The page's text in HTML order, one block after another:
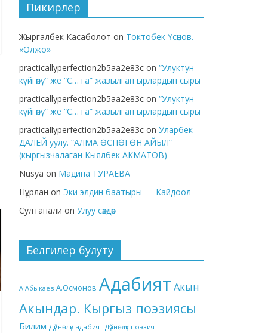
Пикирлер
Жыргалбек Касаболот on Токтобек Үсөнов.
«Олжо»
practicallyperfection2b5aa2e83c on “Улуктун
күйгөнү” же “С… га” жазылган ырлардын сыры
practicallyperfection2b5aa2e83c on “Улуктун
күйгөнү” же “С… га” жазылган ырлардын сыры
practicallyperfection2b5aa2e83c on Уларбек
ДАЛЕЙ уулу. “АЛМА ӨСПӨГӨН АЙЫЛ”
(кыргызчалаган Кыялбек АКМАТОВ)
Nusya on Мадина ТУРАЕВА
Нұрлан on Эки элдин баатыры — Кайдоол
Султанали on Улуу сөздөр
Белгилер булуту
А.Абыкаев А.Осмонов Адабият Акын
Акындар. Кыргыз поэзиясы
Билим Дүйнөлүк адабият Дүйнөлүк поэзия